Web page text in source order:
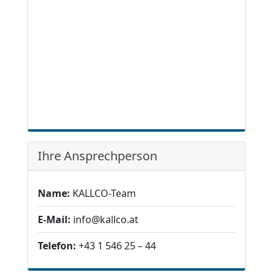
Ihre Ansprechperson
Name: KALLCO-Team
E-Mail: info@kallco.at
Telefon: +43 1 546 25 – 44